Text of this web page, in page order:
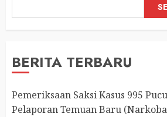
BERITA TERBARU
Pemeriksaan Saksi Kasus 995
Pelaporan Temuan Baru